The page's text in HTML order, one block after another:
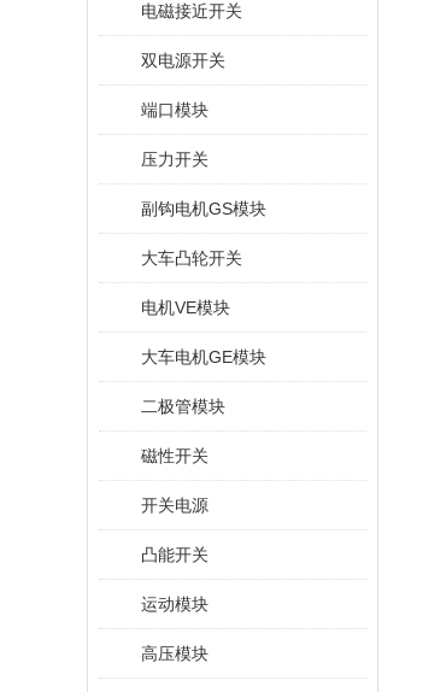
电磁接近开关
双电源开关
端口模块
压力开关
副钩电机GS模块
大车凸轮开关
电机VE模块
大车电机GE模块
二极管模块
磁性开关
开关电源
凸能开关
运动模块
高压模块